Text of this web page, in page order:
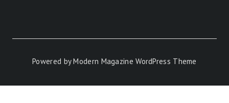
Powered byModern Magazine WordPress Theme